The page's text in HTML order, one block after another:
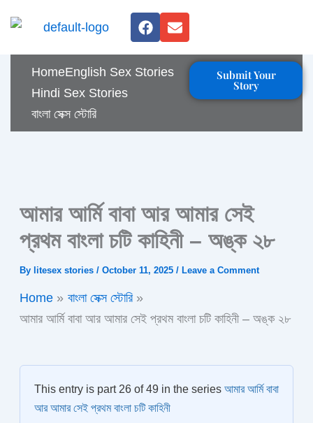
content
F
a
b
E
n
l
HomeEnglish Sex Stories
Hindi Sex Stories
বাংলা সেক্স স্টোরি
Submit Your
Story
আমার আর্মি বাবা আর আমার সেই
প্রথম বাংলা চটি কাহিনী – অঙ্ক ২৮
By litesex stories / October 11, 2025 / Leave a Comment
Home
বাংলা সেক্স স্টোরি
আমার আর্মি বাবা আর আমার সেই প্রথম বাংলা চটি কাহিনী – অঙ্ক ২৮
This entry is part 26 of 49 in the series আমার আর্মি বাবা
আর আমার সেই প্রথম বাংলা চটি কাহিনী